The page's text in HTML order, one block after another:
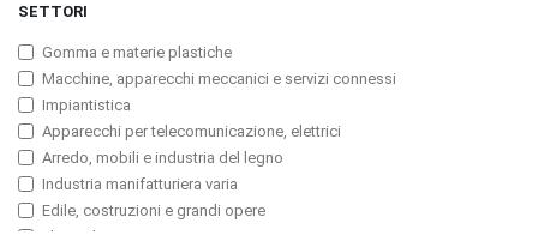
SETTORI
Gomma e materie plastiche
Macchine, apparecchi meccanici e servizi connessi
Impiantistica
Apparecchi per telecomunicazione, elettrici
Arredo, mobili e industria del legno
Industria manifatturiera varia
Edile, costruzioni e grandi opere
Elettrodomestici